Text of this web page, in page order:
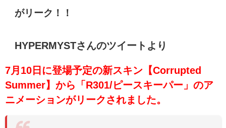
がリーク！！
HYPERMYSTさんのツイートより
7月10日に登場予定の新スキン【Corrupted
Summer】から「R301/ピースキーパー」のア
ニメーションがリークされました。